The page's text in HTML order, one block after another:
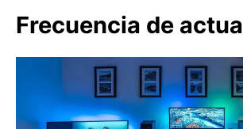
Frecuencia de